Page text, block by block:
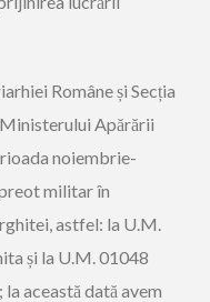
Române și Secția
Apărării
noiembrie-
militar în
astfel: la U.M.
și la U.M. 01048
această dată avem